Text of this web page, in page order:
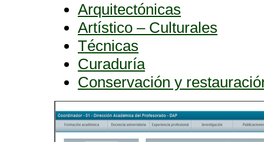
Arquitectónicas
Artístico – Culturales
Técnicas
Curaduría
Conservación y